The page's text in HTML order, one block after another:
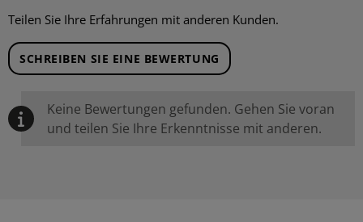
Teilen Sie Ihre Erfahrungen mit anderen Kunden.
SCHREIBEN SIE EINE BEWERTUNG
Keine Bewertungen gefunden. Gehen Sie voran
und teilen Sie Ihre Erkenntnisse mit anderen.